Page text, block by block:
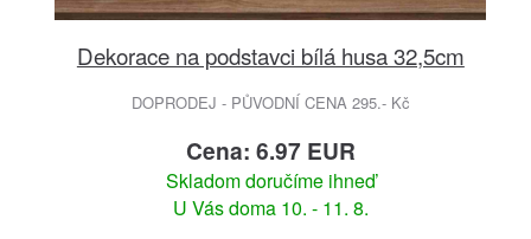
Dekorace na podstavci bílá husa 32,5cm
DOPRODEJ - PŮVODNÍ CENA 295.- Kč
Cena: 6.97 EUR
Skladom doručíme ihneď
U Vás doma 10. - 11. 8.